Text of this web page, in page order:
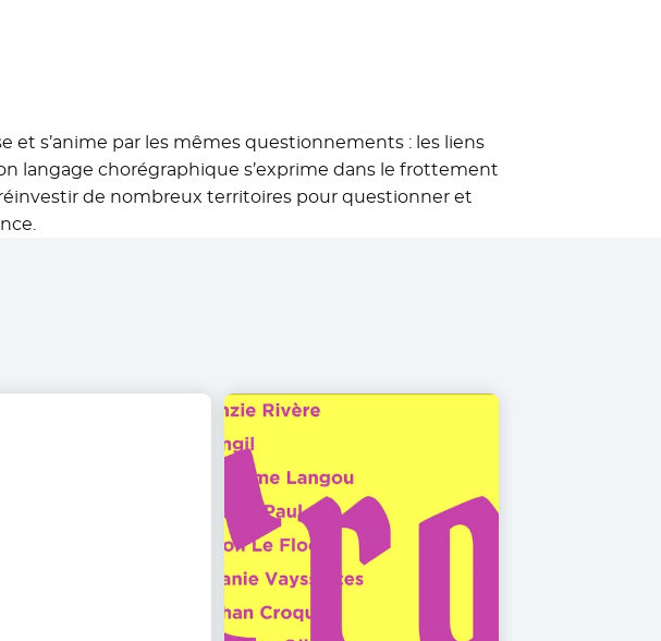
et s’anime par les mêmes questionnements : les liens
langage chorégraphique s’exprime dans le frottement
de nombreux territoires pour questionner et